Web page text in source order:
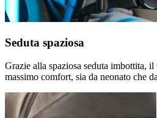
Seduta spaziosa
Grazie alla spaziosa seduta imbottita,
massimo comfort, sia da neonato che